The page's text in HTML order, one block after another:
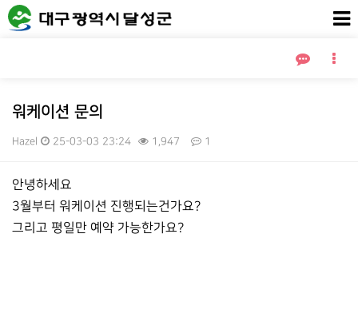
워케이션 문의
Hazel 25-03-03 23:24 1,947 1
본문
안녕하세요
3월부터 워케이션 진행되는건가요?
그리고 평일만 예약 가능한가요?